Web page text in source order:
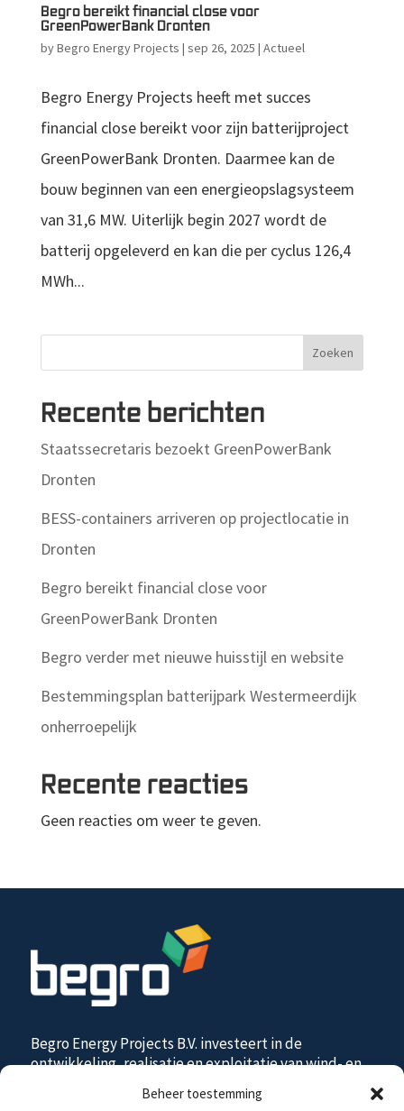
Beheer toestemming
Begro bereikt financial close voor
GreenPowerBank Dronten
byBegro Energy Projects | sep 26, 2025 | Actueel
Begro Energy Projects heeft met succes
financial close bereikt voor zijn batterijproject
GreenPowerBank Dronten. Daarmee kan de
bouw beginnen van een energieopslagsysteem
van 31,6 MW. Uiterlijk begin 2027 wordt de
batterij opgeleverd en kan die per cyclus 126,4
MWh...
Zoeken
Recente berichten
Staatssecretaris bezoekt GreenPowerBank
Dronten
BESS-containers arriveren op projectlocatie in
Dronten
Begro bereikt financial close voor
GreenPowerBank Dronten
Begro verder met nieuwe huisstijl en website
Bestemmingsplan batterijpark Westermeerdijk
onherroepelijk
Recente reacties
Geen reacties om weer te geven.
Begro Energy Projects B.V. investeert in de
ontwikkeling, realisatie en exploitatie van wind- en
zonne-energie projecten, op land en op water, in
samenwerking met diverse partijen.